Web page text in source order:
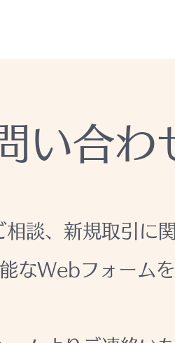
い合わ
談、新規取引に
なWebフォームを